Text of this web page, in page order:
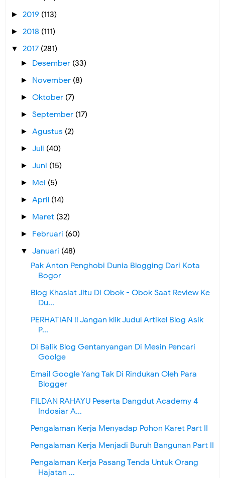
► 2019 (113)
► 2018 (111)
▼ 2017 (281)
► Desember (33)
► November (8)
►Oktober (7)
►September (17)
►Agustus (2)
►Juli (40)
►Juni (15)
► Mei (5)
►April (14)
► Maret (32)
► Februari (60)
▼Januari (48)
Pak Anton Penghobi Dunia Blogging Dari Kota
Bogor
Blog Khasiat Jitu Di Obok - Obok Saat Review Ke
Du...
PERHATIAN !! Jangan klik Judul Artikel Blog Asik
P...
Di Balik Blog Gentanyangan Di Mesin Pencari
Goolge
Email Google Yang Tak Di Rindukan Oleh Para
Blogger
FILDAN RAHAYU Peserta Dangdut Academy 4
Indosiar A...
Pengalaman Kerja Menyadap Pohon Karet Part II
Pengalaman Kerja Menjadi Buruh Bangunan Part II
Pengalaman Kerja Pasang Tenda Untuk Orang
Hajatan ...